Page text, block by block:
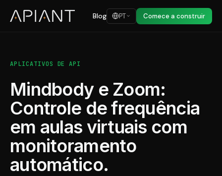
Blog PT Comece a construir
APLICATIVOS DE API
Mindbody e Zoom:
Controle de frequência
em aulas virtuais com
monitoramento
automático.